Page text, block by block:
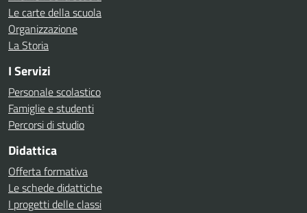
Le carte della scuola
Organizzazione
La Storia
I Servizi
Personale scolastico
Famiglie e studenti
Percorsi di studio
Didattica
Offerta formativa
Le schede didattiche
I progetti delle classi